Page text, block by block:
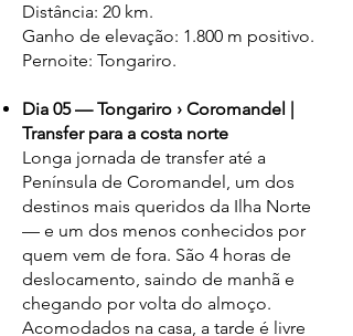
Distância: 20 km.
Ganho de elevação: 1.800 m positivo.
Pernoite: Tongariro.
Dia 05 — Tongariro › Coromandel |
Transfer para a costa norte
Longa jornada de transfer até a
Península de Coromandel, um dos
destinos mais queridos da Ilha Norte
— e um dos menos conhecidos por
quem vem de fora. São 4 horas de
deslocamento, saindo de manhã e
chegando por volta do almoço.
Acomodados na casa, a tarde é livre